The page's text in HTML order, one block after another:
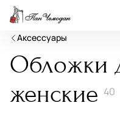
Аксессуары
Обложки
женские 40